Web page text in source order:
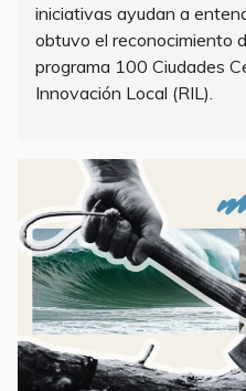
iniciativas ayudan a
obtuvo el reconocimiento
programa 100 Ciudades
Innovación Local (RIL).